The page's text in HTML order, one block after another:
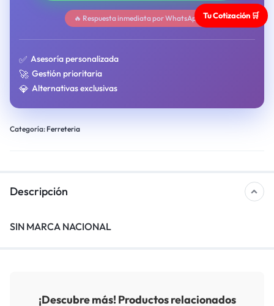
🔥 Respuesta inmediata por WhatsApp
✅ Asesoría personalizada
🚀 Gestión prioritaria
💎 Alternativas exclusivas
Categoría: Ferreteria
Descripción
SIN MARCA NACIONAL
¡Descubre más! Productos relacionados
Tu Cotización 🛒